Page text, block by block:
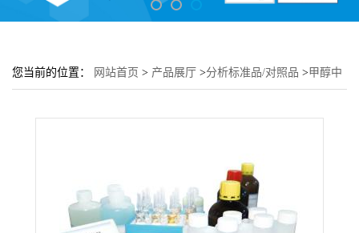
您当前的位置： 网站首页 > 产品展厅 >分析标准品/对照品 >甲醇中